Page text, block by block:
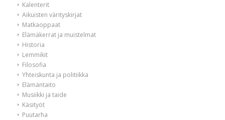
Kalenterit
Aikuisten värityskirjat
Matkaoppaat
Elämäkerrat ja muistelmat
Historia
Lemmikit
Filosofia
Yhteiskunta ja politiikka
Elämäntaito
Musiikki ja taide
Käsityöt
Puutarha